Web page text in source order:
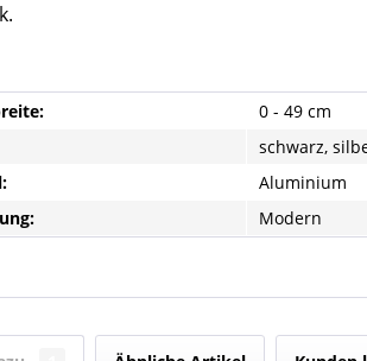
0 - 49 cm
schwarz,
Aluminium
Modern